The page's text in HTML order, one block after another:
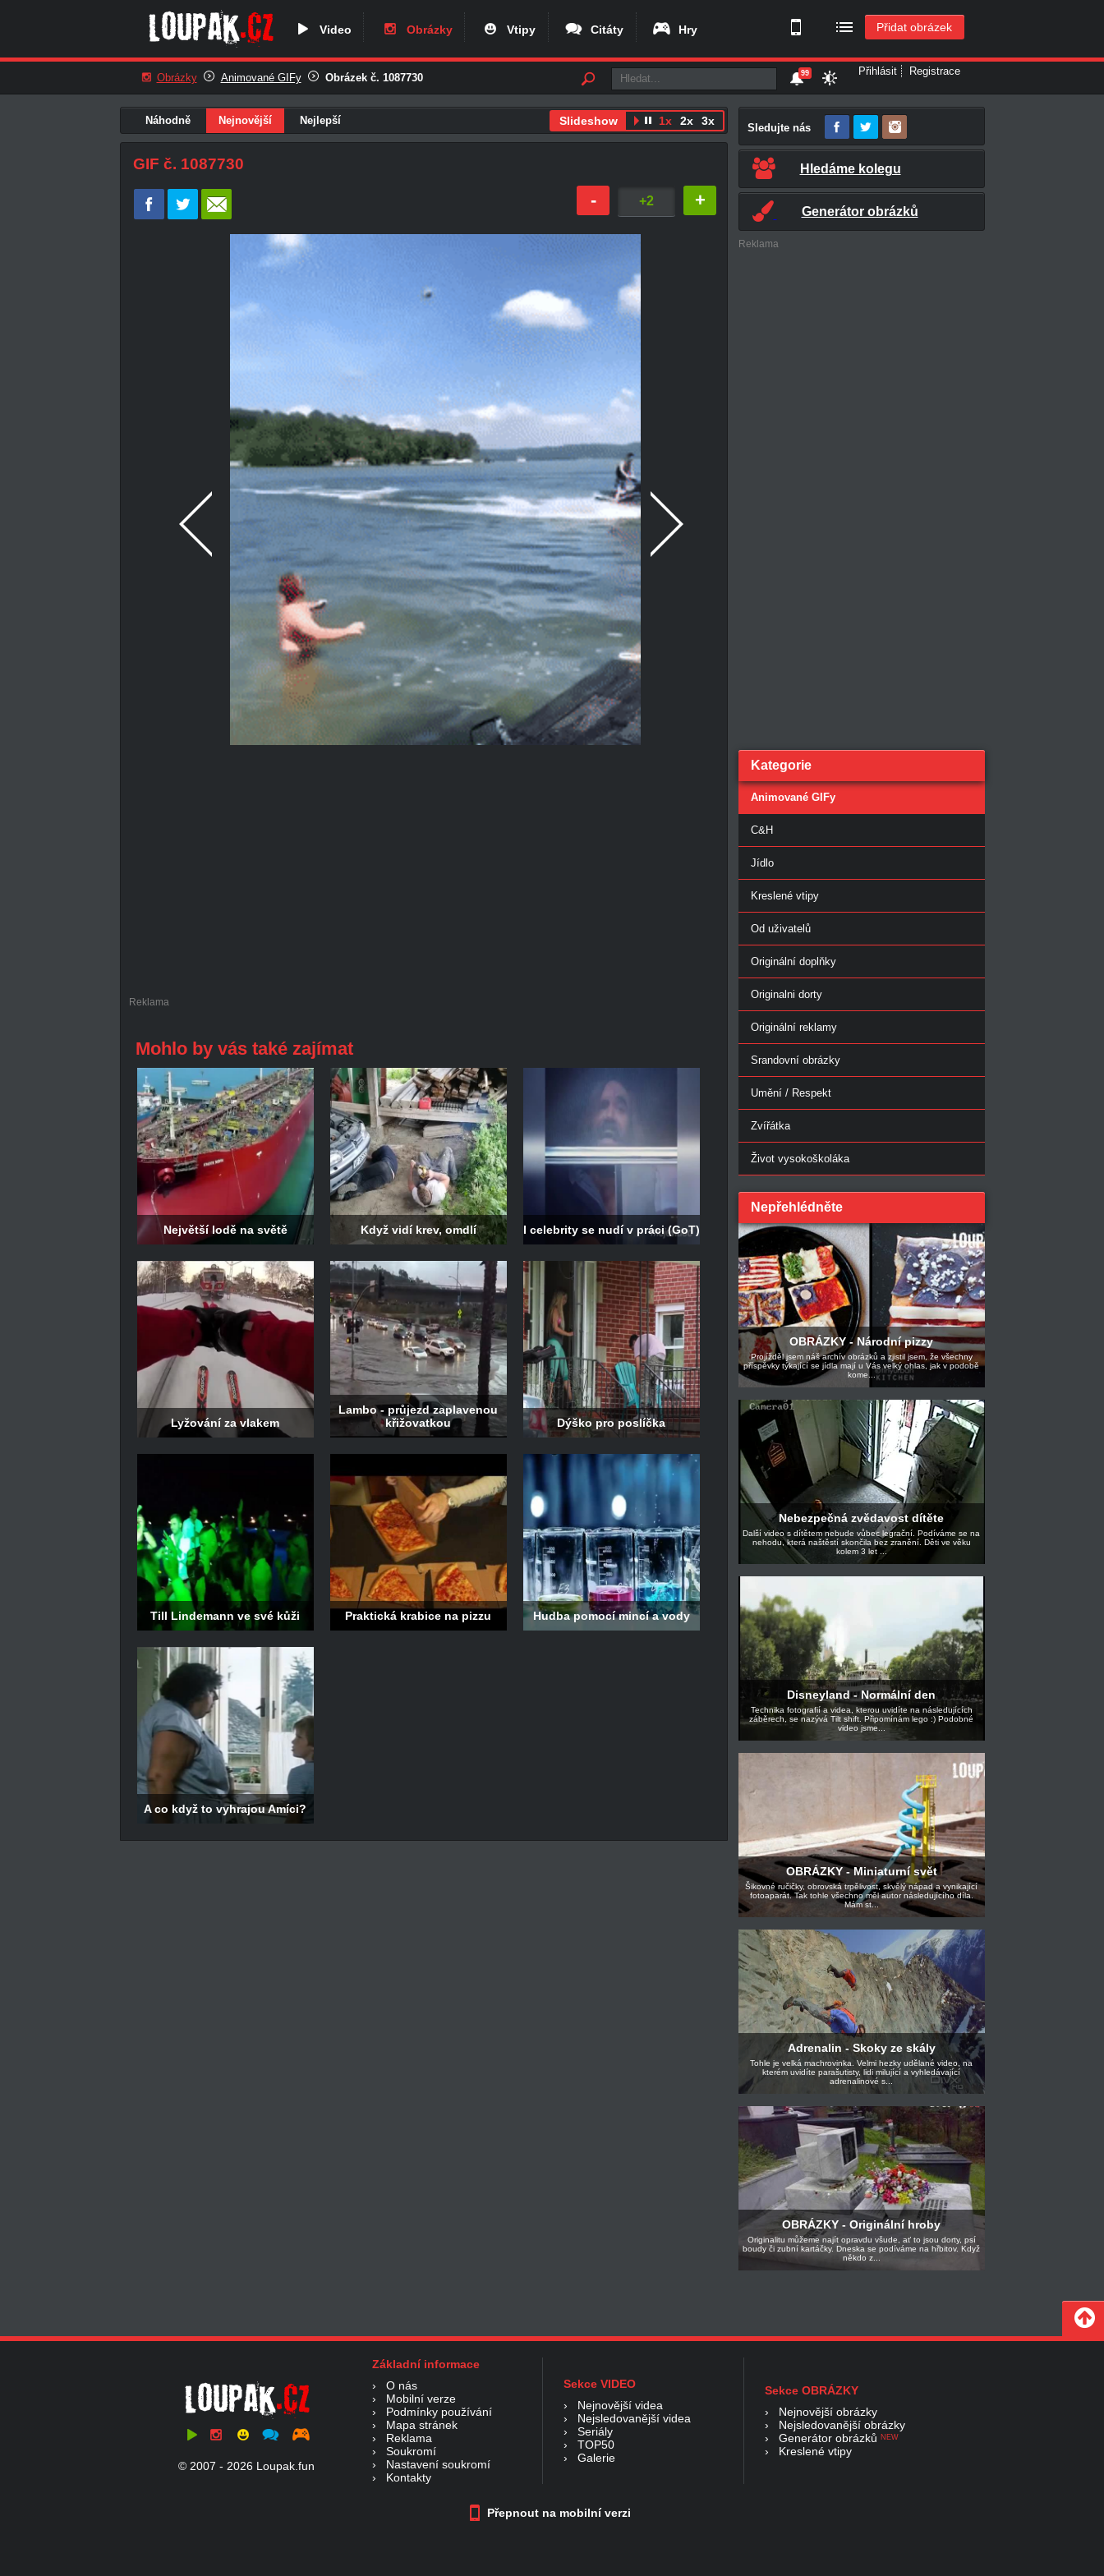
Video Obrázky Vtipy Citáty Hry Přidat obrázek
Obrázky Animované GIFy Obrázek č. 1087730
Přihlásit Registrace
99
Náhodně Nejnovější Nejlepší Slideshow 1x 2x 3x
GIF č. 1087730
- +2 +
Reklama
Mohlo by vás také zajímat
Největší lodě na světě Když vidí krev, omdlí I celebrity se nudí v práci (GoT)
Lyžování za vlakem
Lambo - průjezd zaplavenou
křižovatkou
Dýško pro poslíčka
Till Lindemann ve své kůži Praktická krabice na pizzu Hudba pomocí mincí a vody
A co když to vyhrajou Amíci?
Sledujte nás
Hledáme kolegu
Generátor obrázků
Reklama
Kategorie
Animované GIFy
C&H
Jídlo
Kreslené vtipy
Od uživatelů
Originální doplňky
Originalni dorty
Originální reklamy
Srandovní obrázky
Umění / Respekt
Zvířátka
Život vysokoškoláka
Nepřehlédněte
OBRÁZKY - Národní pizzy
Projížděl jsem náš archív obrázků a zjistil jsem, že všechny
příspěvky týkající se jídla mají u Vás velký ohlas, jak v podobě
kome...
Nebezpečná zvědavost dítěte
Další video s dítětem nebude vůbec legrační. Podíváme se na
nehodu, která naštěstí skončila bez zranění. Děti ve věku
kolem 3 let ...
Disneyland - Normální den
Technika fotografií a videa, kterou uvidíte na následujících
záběrech, se nazývá Tilt shift. Připomínám lego :) Podobné
video jsme...
OBRÁZKY - Miniaturní svět
Šikovné ručičky, obrovská trpělivost, skvělý nápad a vynikající
fotoaparát. Tak tohle všechno měl autor následujícího díla.
Mám st...
Adrenalin - Skoky ze skály
Tohle je velká machrovinka. Velmi hezky udělané video, na
kterém uvidíte parašutisty, lidi milující a vyhledávající
adrenalinové s...
OBRÁZKY - Originální hroby
Originalitu můžeme najít opravdu všude, ať to jsou dorty, psí
boudy či zubní kartáčky. Dneska se podíváme na hřbitov. Když
někdo z...
© 2007 - 2026 Loupak.fun
Základní informace
› O nás
› Mobilní verze
› Podmínky používání
› Mapa stránek
› Reklama
› Soukromí
› Nastavení soukromí
› Kontakty
Sekce VIDEO
› Nejnovější videa
› Nejsledovanější videa
› Seriály
› TOP50
› Galerie
Sekce OBRÁZKY
› Nejnovější obrázky
› Nejsledovanější obrázky
› Generátor obrázků NEW
› Kreslené vtipy
Přepnout na mobilní verzi